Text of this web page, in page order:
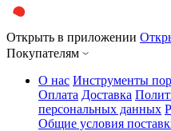
Открыть в приложении
Покупателям
О нас Инструменты
Оплата Доставка
персональных данных
Общие условия